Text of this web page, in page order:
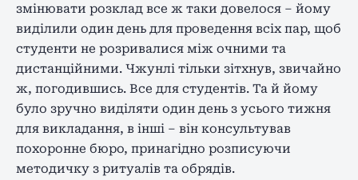
змінювати розклад все ж таки довелося – йому
виділили один день для проведення всіх пар, щоб
студенти не розривалися між очними та
дистанційними. Чжунлі тільки зітхнув, звичайно
ж, погодившись. Все для студентів. Та й йому
було зручно виділяти один день з усього тижня
для викладання, в інші – він консультував
похоронне бюро, принагідно розписуючи
методичку з ритуалів та обрядів.